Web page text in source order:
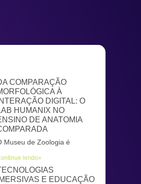
COMPARAÇÃO
À
INTERAÇÃO DIGITAL: O
HUMANIX NO
DE ANATOMIA
Museu de Zoologia é
lendo»
IMERSIVAS E EDUCAÇÃO